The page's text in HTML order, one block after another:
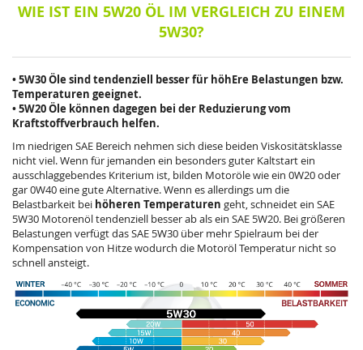
WIE IST EIN 5W20 ÖL IM VERGLEICH ZU EINEM
5W30?
• 5W30 Öle sind tendenziell besser für höhEre Belastungen bzw.
Temperaturen geeignet.
•5W20 Öle können dagegen bei der Reduzierung vom
Kraftstoffverbrauch helfen.
Im niedrigen SAE Bereich nehmen sich diese beiden Viskositätsklasse
nicht viel. Wenn für jemanden ein besonders guter Kaltstart ein
ausschlaggebendes Kriterium ist, bilden Motoröle wie ein 0W20oder
gar0W40eine gute Alternative. Wenn es allerdings um die
Belastbarkeit bei höheren Temperaturen geht, schneidet ein SAE
5W30 Motorenöl tendenziell besser ab als ein SAE 5W20. Bei größeren
Belastungen verfügt dasSAE 5W30 über mehr Spielraum bei der
Kompensation von Hitze wodurch die Motoröl Temperatur nicht so
schnell ansteigt.